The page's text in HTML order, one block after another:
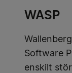
WASP
Software
enskilt